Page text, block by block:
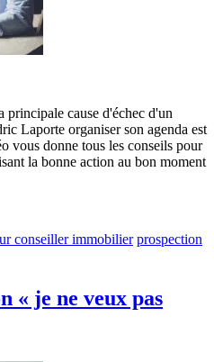
principale cause d'échec d'un
Laporte organiser son agenda est
vous donne tous les conseils pour
la bonne action au bon moment
conseiller immobilier prospection
« je ne veux pas